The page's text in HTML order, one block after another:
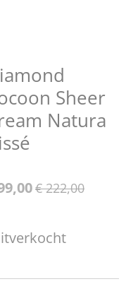
Sheer
Natura
€ 222,00